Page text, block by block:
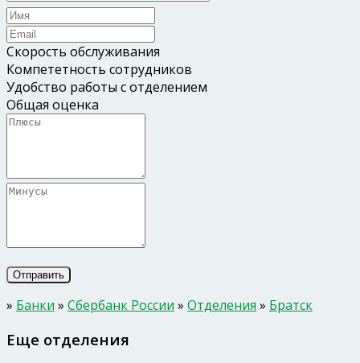
Скорость обслуживания
Компететность сотрудников
Удобство работы с отделением
Общая оценка
» Банки » Сбербанк России » Отделения » Братск
Еще отделения